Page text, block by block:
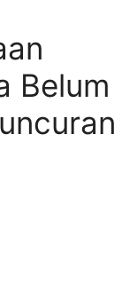
Belum